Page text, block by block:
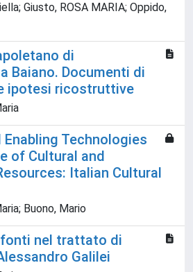
Giusto, ROSA MARIA; Oppido,
di
Baiano. Documenti di
ipotesi ricostruttive
Technologies
of Cultural and
Italian Cultural
Buono, Mario
fonti nel trattato di
Galilei